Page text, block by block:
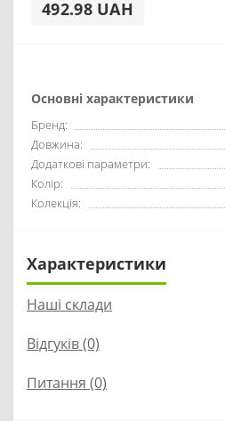
492.98 UAH
Основні характеристики
Бренд:
Довжина:
Додаткові параметри:
Колір:
Колекція:
Характеристики
Наші склади
Відгуків (0)
Питання (0)